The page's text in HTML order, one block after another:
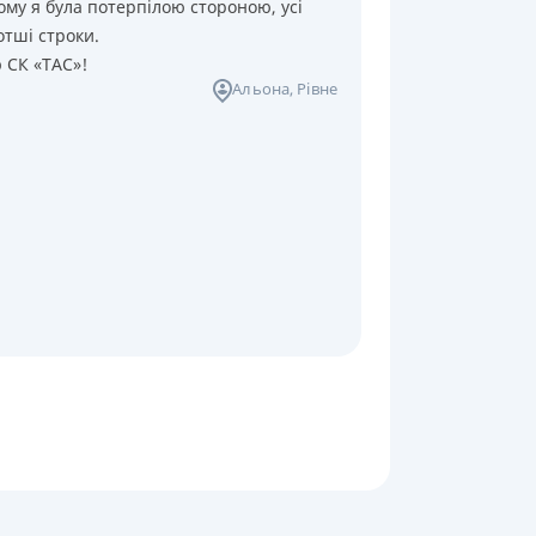
я була потерпілою стороною, усі
строки.
СК «ТАС»!
Альона, Рівне